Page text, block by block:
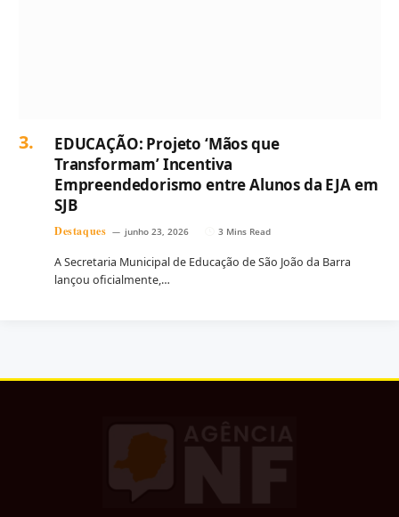
EDUCAÇÃO: Projeto ‘Mãos que
Transformam’ Incentiva
Empreendedorismo entre Alunos da EJA em
SJB
Destaques junho 23, 2026 3 Mins Read
A Secretaria Municipal de Educação de São João da Barra
lançou oficialmente,…